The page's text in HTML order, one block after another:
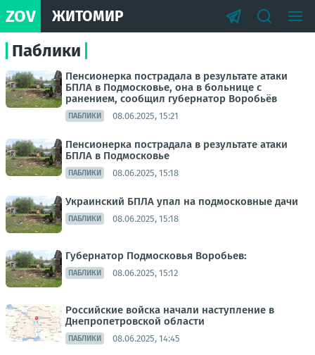
ZOV ЖИТОМИР
Паблики
Пенсионерка пострадала в результате атаки
БПЛА в Подмосковье, она в больнице с
ранением, сообщил губернатор Воробьёв
ПАБЛИКИ 08.06.2025, 15:21
Пенсионерка пострадала в результате атаки
БПЛА в Подмосковье
ПАБЛИКИ 08.06.2025, 15:18
Украинский БПЛА упал на подмосковные дачи
ПАБЛИКИ 08.06.2025, 15:18
Губернатор Подмосковья Воробьев:
ПАБЛИКИ 08.06.2025, 15:12
Российские войска начали наступление в
Днепропетровской области
ПАБЛИКИ 08.06.2025, 14:45